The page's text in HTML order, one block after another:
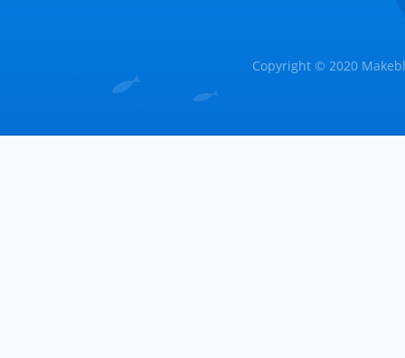
Copyright © 2020